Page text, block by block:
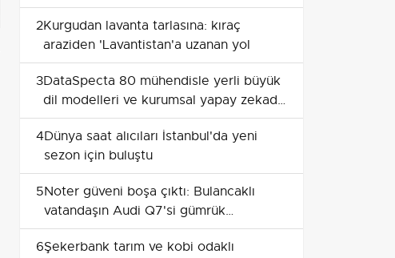
görmeye başladı
2Kurgudan lavanta tarlasına: kıraç
araziden 'Lavantistan'a uzanan yol
3DataSpecta 80 mühendisle yerli büyük
dil modelleri ve kurumsal yapay zekada
hız kazanıyor
4Dünya saat alıcıları İstanbul'da yeni
sezon için buluştu
5Noter güveni boşa çıktı: Bulancaklı
vatandaşın Audi Q7'si gümrük
tarafından satışa çıkarıldı
6Şekerbank tarım ve kobi odaklı